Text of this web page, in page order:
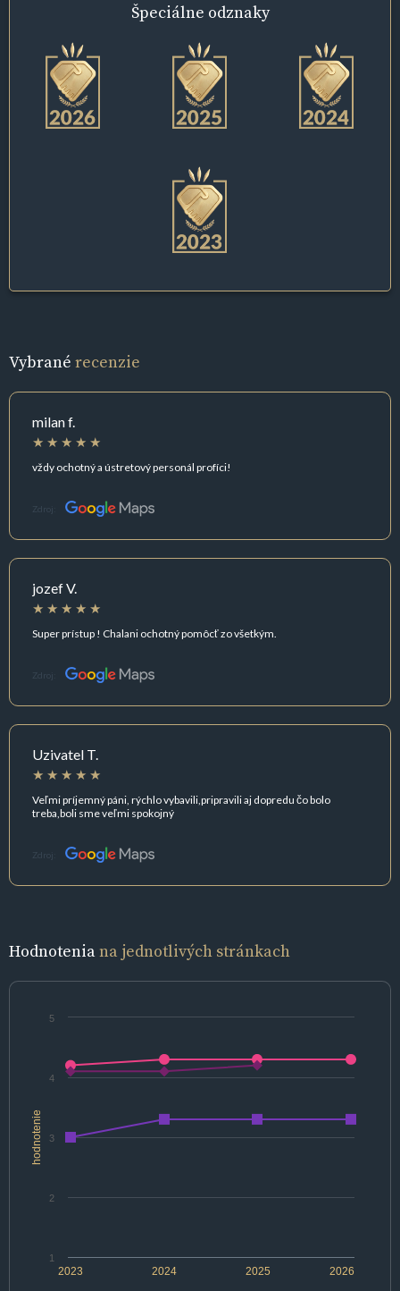
Špeciálne odznaky
Vybrané recenzie
milan f.
vždy ochotný a ústretový personál profíci!
Zdroj:
jozef V.
Super prístup ! Chalani ochotný pomôcť zo všetkým.
Zdroj:
Uzivatel T.
Veľmi príjemný páni, rýchlo vybavili,pripravili aj dopredu čo bolo
treba,boli sme veľmi spokojný
Zdroj:
Hodnoteniana jednotlivých stránkach
hodnotenie
2024 2026
2023 2025
1
2
3
4
5